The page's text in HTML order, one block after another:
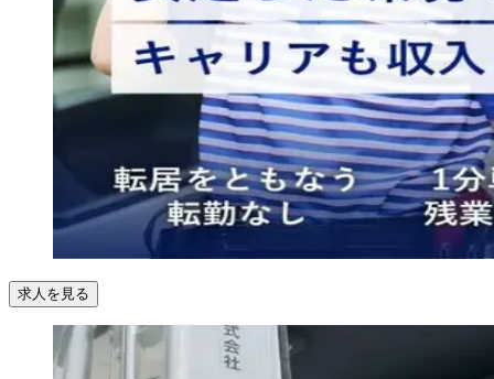
求人を見る